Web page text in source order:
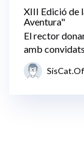
XIII Edició de
Aventura"
El rector
amb